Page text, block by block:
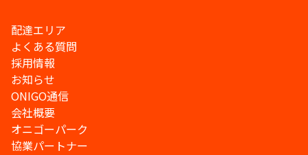
配達エリア
よくある質問
採用情報
お知らせ
ONIGO通信
会社概要
オニゴーパーク
協業パートナー